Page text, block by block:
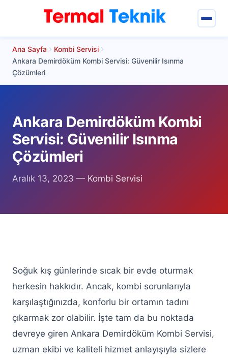
Termal Teknik
Hizmetlerimiz
Keçiören Klima Servisi
Keçiören Arçelik Klima Servisi
Keçiören Samsung Klima Servisi
Keçiören Baymak Klima Servisi
Keçiören Demirdöküm Klima Servisi
Keçiören LG Klima Servisi
Keçiören Beko Klima Servisi
Ana Sayfa
Kombi Servisi
Ankara Demirdöküm Kombi Servisi: Güvenilir Isınma
Çözümleri
Ankara Demirdöküm Kombi
Servisi: Güvenilir Isınma
Çözümleri
Aralık 13, 2023 — Kombi Servisi
Soğuk kış günlerinde sıcak bir evde oturmak
herkesin hakkıdır. Ancak, kombi sorunlarıyla
karşılaştığınızda, konforlu bir ortamın tadını
çıkarmak zor olabilir. İşte tam da bu noktada
devreye giren Ankara Demirdöküm Kombi Servisi,
uzman ekibi ve kaliteli hizmet anlayışıyla sizlere